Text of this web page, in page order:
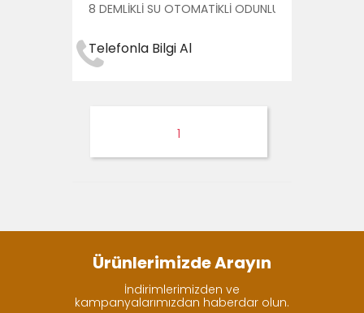
8 DEMLİKLİ SU OTOMATİKLİ ODUNLU KÖMÜRLÜ
Telefonla Bilgi Al
1
Ürünlerimizde Arayın
İndirimlerimizden ve
kampanyalarımızdan haberdar olun.